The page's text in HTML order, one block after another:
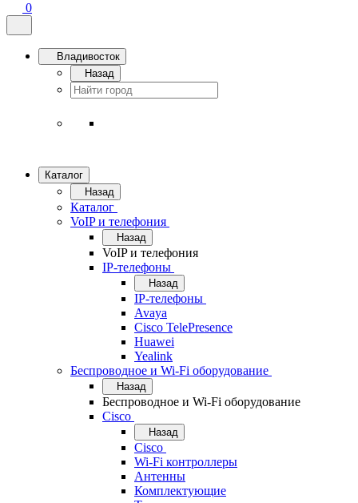
0
Владивосток
Назад
Каталог
Назад
Каталог
VoIP и телефония
Назад
VoIP и телефония
IP-телефоны
Назад
IP-телефоны
Avaya
Cisco TelePresence
Huawei
Yealink
Беспроводное и Wi-Fi оборудование
Назад
Беспроводное и Wi-Fi оборудование
Cisco
Назад
Cisco
Wi-Fi контроллеры
Антенны
Комплектующие